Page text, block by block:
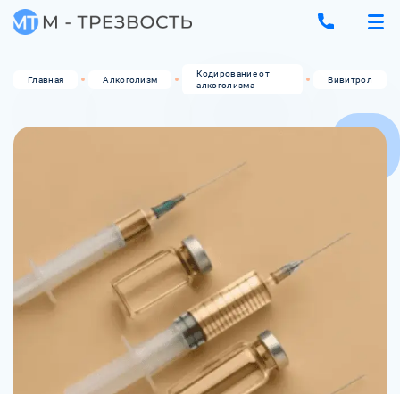
Главная Алкоголизм
Кодирование от
алкоголизма
Вивитрол